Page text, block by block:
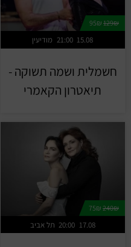
129₪
מודיעין 21:00 15.08
חשמלית ושמה תשוקה -
תיאטרון הקאמרי
240₪
תל אביב 20:00 17.08